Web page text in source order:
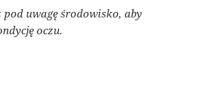
uwagę środowisko, aby
oczu.